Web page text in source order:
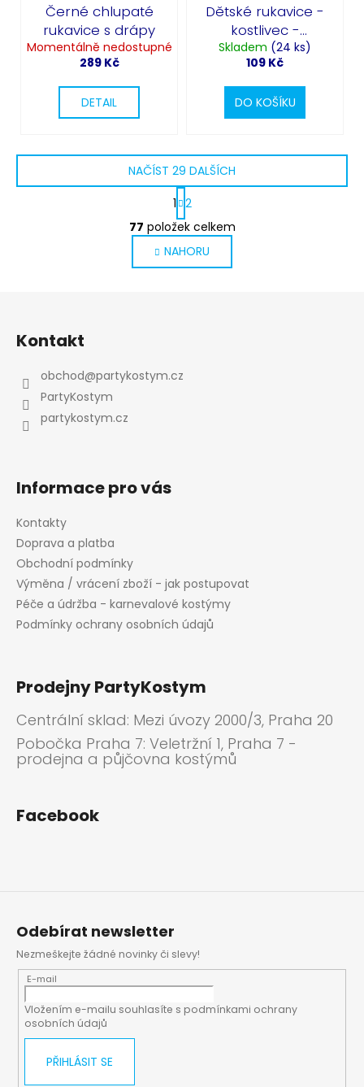
Černé chlupaté
rukavice s drápy
Momentálně nedostupné
289 Kč
DETAIL
Dětské rukavice -
kostlivec -
vystupující kosti
Skladem (24 ks)
109 Kč
DO KOŠÍKU
O
v
l
á
r
NAČÍST 29 DALŠÍCH
S
t
r
á
n
k
1 2
77 položek celkem
NAHORU
Odebírat newsletter
Nezmeškejte žádné novinky či slevy!
E-mail
Vložením e-mailu souhlasíte s podmínkami ochrany
osobních údajů
PŘIHLÁSIT SE
Kontakt
obchod@partykostym.cz
PartyKostym
partykostym.cz
Informace pro vás
Kontakty
Doprava a platba
Obchodní podmínky
Výměna / vrácení zboží - jak postupovat
Péče a údržba - karnevalové kostýmy
Podmínky ochrany osobních údajů
Prodejny PartyKostym
Centrální sklad: Mezi úvozy 2000/3, Praha 20
Pobočka Praha 7: Veletržní 1, Praha 7 -
prodejna a půjčovna kostýmů
Facebook